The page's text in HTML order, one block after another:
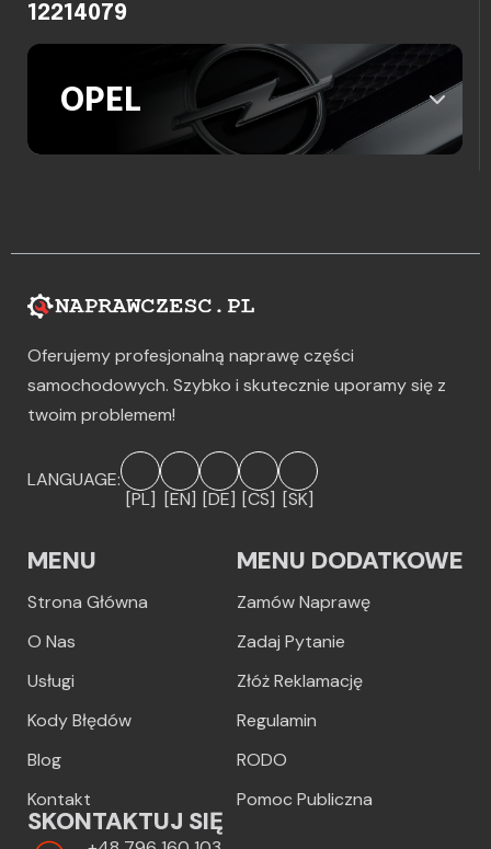
12214079
OPEL
Oferujemy profesjonalną naprawę części
samochodowych. Szybko i skutecznie uporamy się z
twoim problemem!
LANGUAGE:
[PL] [EN] [DE] [CS] [SK]
MENU
Strona Główna
O Nas
Usługi
Kody Błędów
Blog
Kontakt
MENU DODATKOWE
Zamów Naprawę
Zadaj Pytanie
Złóż Reklamację
Regulamin
RODO
Pomoc Publiczna
SKONTAKTUJ SIĘ